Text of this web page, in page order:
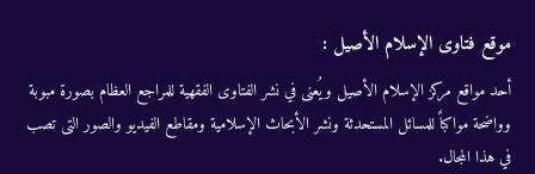
موقع فتاوى الإسلام الأصيل :
أحد مواقع مركز الإسلام الأصيل ويُعنى في نشر الفتاوى الفقهية للمراجع العظام بصورة مبوبة
وواضحة مواكباً للمسائل المستحدثة ونشر الأبحاث الإسلامية ومقاطع الفيديو والصور التى تصب
في هذا المجال.